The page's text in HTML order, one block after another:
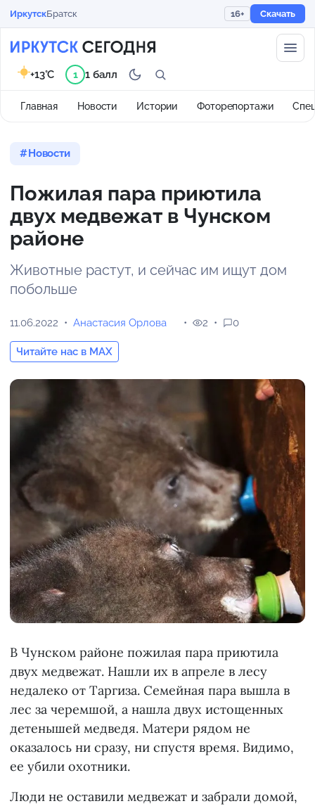
ИркутскБратск 16+ Скачать
Главная Новости Истории Фоторепортажи
+13°C 1 1 балл
Новости
Пожилая пара приютила
двух медвежат в Чунском
районе
Животные растут, и сейчас им ищут дом
побольше
11.06.2022 Анастасия Орлова
Читайте нас в MAX
2 0
В Чунском районе пожилая пара приютила
двух медвежат. Нашли их в апреле в лесу
недалеко от Таргиза. Семейная пара вышла в
лес за черемшой, а нашла двух истощенных
детенышей медведя. Матери рядом не
оказалось ни сразу, ни спустя время. Видимо,
ее убили охотники.
Люди не оставили медвежат и забрали домой,